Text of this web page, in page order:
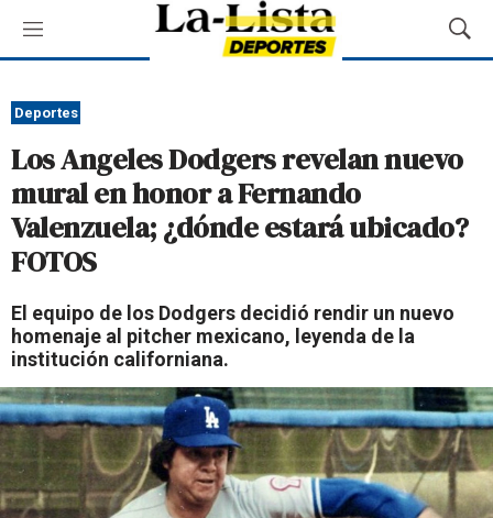
M
e
ú
M
o
a
r
ú
Deportes
Los Angeles Dodgers revelan nuevo
mural en honor a Fernando
Valenzuela; ¿dónde estará ubicado?
FOTOS
El equipo de los Dodgers decidió rendir un nuevo
homenaje al pitcher mexicano, leyenda de la
institución californiana.